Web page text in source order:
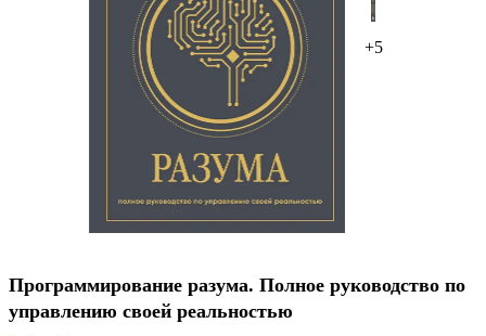
+5
Программирование разума. Полное руководство по
управлению своей реальностью